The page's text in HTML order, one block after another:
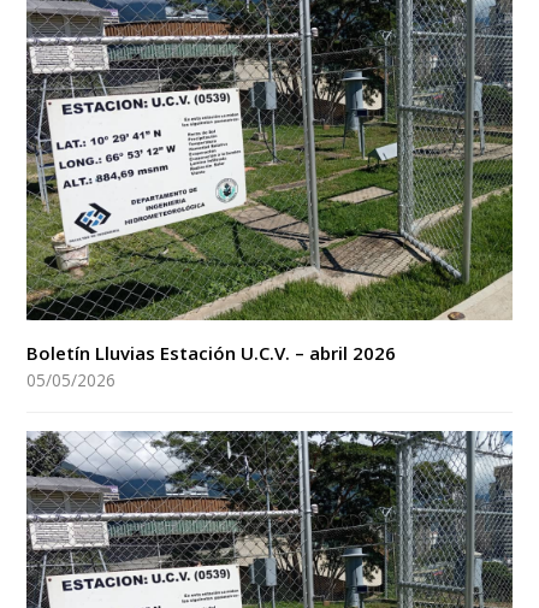
Boletín Lluvias Estación U.C.V. – abril 2026
05/05/2026